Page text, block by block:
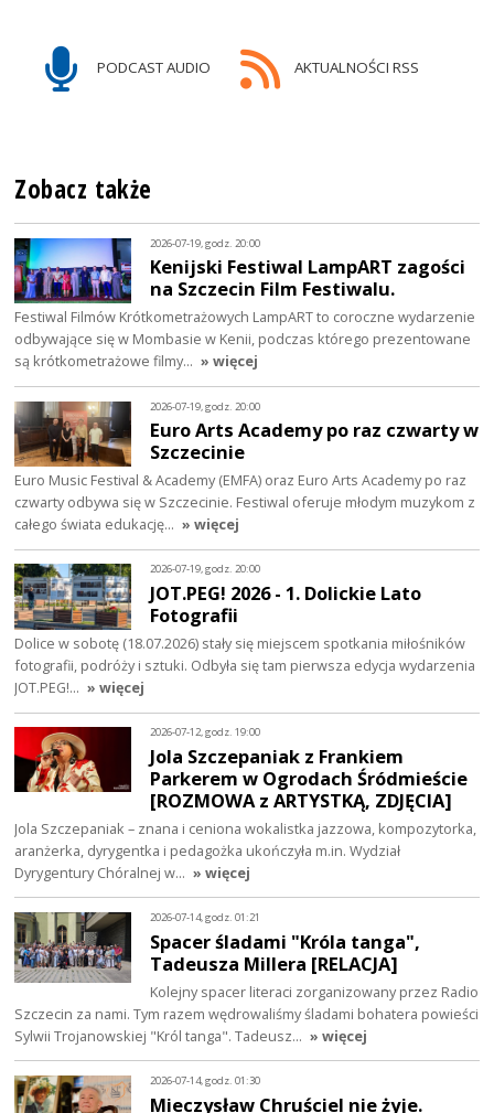
PODCAST AUDIO AKTUALNOŚCI RSS
Zobacz także
2026-07-19, godz. 20:00
Kenijski Festiwal LampART zagości
na Szczecin Film Festiwalu.
Festiwal Filmów Krótkometrażowych LampART to coroczne wydarzenie
odbywające się w Mombasie w Kenii, podczas którego prezentowane
są krótkometrażowe filmy… » więcej
2026-07-19, godz. 20:00
Euro Arts Academy po raz czwarty w
Szczecinie
Euro Music Festival & Academy (EMFA) oraz Euro Arts Academy po raz
czwarty odbywa się w Szczecinie. Festiwal oferuje młodym muzykom z
całego świata edukację… » więcej
2026-07-19, godz. 20:00
JOT.PEG! 2026 - 1. Dolickie Lato
Fotografii
Dolice w sobotę (18.07.2026) stały się miejscem spotkania miłośników
fotografii, podróży i sztuki. Odbyła się tam pierwsza edycja wydarzenia
JOT.PEG!… » więcej
2026-07-12, godz. 19:00
Jola Szczepaniak z Frankiem
Parkerem w Ogrodach Śródmieście
[ROZMOWA z ARTYSTKĄ, ZDJĘCIA]
Jola Szczepaniak – znana i ceniona wokalistka jazzowa, kompozytorka,
aranżerka, dyrygentka i pedagożka ukończyła m.in. Wydział
Dyrygentury Chóralnej w… » więcej
2026-07-14, godz. 01:21
Spacer śladami "Króla tanga",
Tadeusza Millera [RELACJA]
Kolejny spacer literaci zorganizowany przez Radio
Szczecin za nami. Tym razem wędrowaliśmy śladami bohatera powieści
Sylwii Trojanowskiej "Król tanga". Tadeusz… » więcej
2026-07-14, godz. 01:30
Mieczysław Chruściel nie żyje.